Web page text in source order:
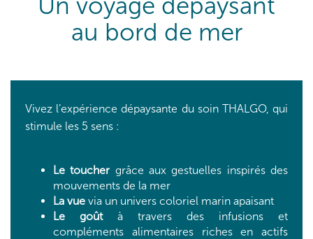
au bord de mer
Vivez l’expérience dépaysante du soin THALGO, qui
stimule les 5 sens :
Le toucher grâce aux gestuelles inspirés des
mouvements de la mer
La vue via un univers coloriel marin apaisant
Le goûtà travers des infusions et
compléments alimentaires riches en actifs